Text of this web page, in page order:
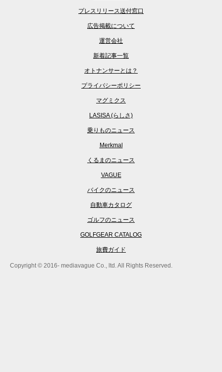
プレスリリース送付窓口
広告掲載について
運営会社
新着記事一覧
オトナンサーとは？
プライバシーポリシー
マグミクス
LASISA (らしさ)
乗りものニュース
Merkmal
くるまのニュース
VAGUE
バイクのニュース
自動車カタログ
ゴルフのニュース
GOLFGEAR CATALOG
旅費ガイド
Copyright © 2016- mediavague Co., ltd. All Rights Reserved.